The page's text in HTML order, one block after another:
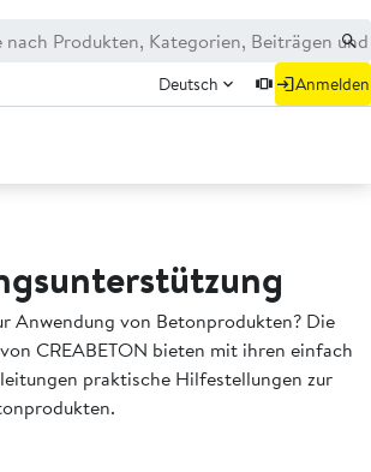
Deutsch Anmelden
Anwendung von Betonprodukten? Die
CREABETON bieten mit ihren einfach
praktische Hilfestellungen zur